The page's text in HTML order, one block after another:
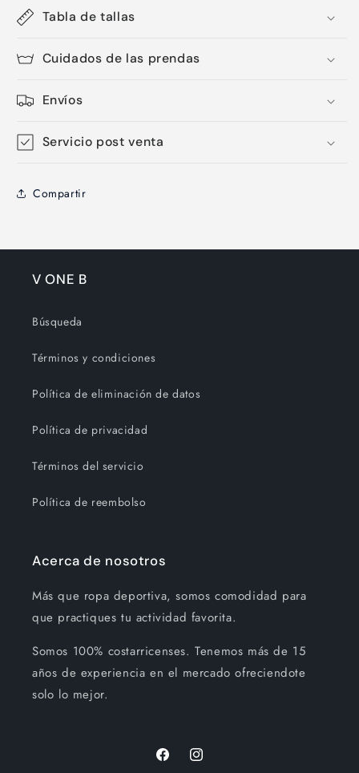
Tabla de tallas
Cuidados de las prendas
Envíos
Servicio post venta
Compartir
V ONE B
Búsqueda
Términos y condiciones
Política de eliminación de datos
Política de privacidad
Términos del servicio
Política de reembolso
Acerca de nosotros
Más que ropa deportiva, somos comodidad para
que practiques tu actividad favorita.
Somos 100% costarricenses. Tenemos más de 15
años de experiencia en el mercado ofreciendote
solo lo mejor.
FacebookInstagram